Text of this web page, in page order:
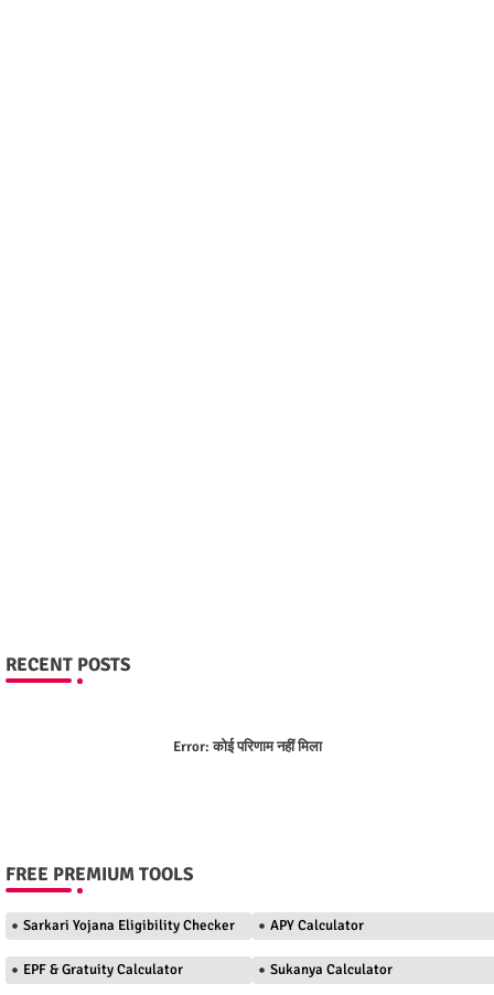
RECENT POSTS
Error:कोई परिणाम नहीं मिला
FREE PREMIUM TOOLS
Sarkari Yojana Eligibility Checker APY Calculator
EPF & Gratuity Calculator Sukanya Calculator